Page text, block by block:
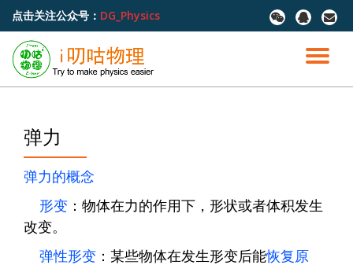
容
点击关注公众号： DG_Physics
fa-
wechat
fa-
qq
fa-
切
弹力
弹力的概念
形变 ：物体在力的作用下，形状或者体积发生
改变。
弹性形变 ：某些物体在发生形变后能恢复原